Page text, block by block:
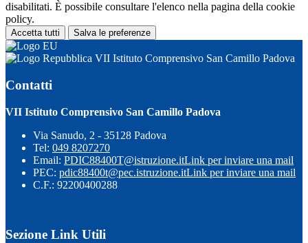
disabilitati. È possibile consultare l'elenco nella pagina della cookie
policy.
Accetta tutti Salva le preferenze
VII Istituto Comprensivo San Camillo Padova
Contatti
VII Istituto Comprensivo San Camillo Padova
Via Sanudo, 2 - 35128 Padova
Tel: 049 8207270
Email: PDIC88400T@istruzione.itLink per inviare una mail
PEC: pdic88400t@pec.istruzione.itLink per inviare una mail
C.F.: 92200400288
Sezione Link Utili